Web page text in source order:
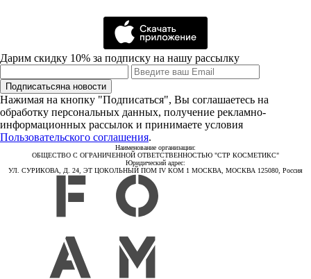
Дарим скидку 10% за подписку на нашу рассылку
Подписатьсяна новости
Нажимая на кнопку "Подписаться", Вы соглашаетесь на
обработку персональных данных, получение рекламно-
информационных рассылок и принимаете условия
Пользовательского соглашения.
Наименование организации:
ОБЩЕСТВО С ОГРАНИЧЕННОЙ ОТВЕТСТВЕННОСТЬЮ "СТР КОСМЕТИКС"
Юридический адрес:
УЛ. СУРИКОВА, Д. 24, ЭТ ЦОКОЛЬНЫЙ ПОМ IV КОМ 1 МОСКВА, МОСКВА 125080, Россия